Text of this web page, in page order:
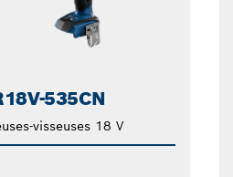
535CN
visseuses 18 V